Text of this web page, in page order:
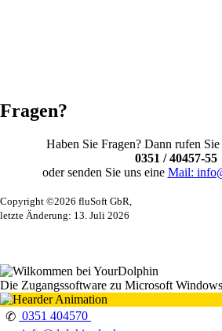
Fragen?
Haben Sie Fragen? Dann rufen
0351 / 40457-55
oder senden Sie uns eine Mail:
Copyright ©2026 fluSoft GbR,
letzte Änderung: 13. Juli 2026
Die Zugangssoftware zu Microsoft Windows
✆ 0351 404570